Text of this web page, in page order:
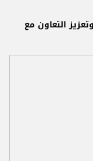
التعاون مع